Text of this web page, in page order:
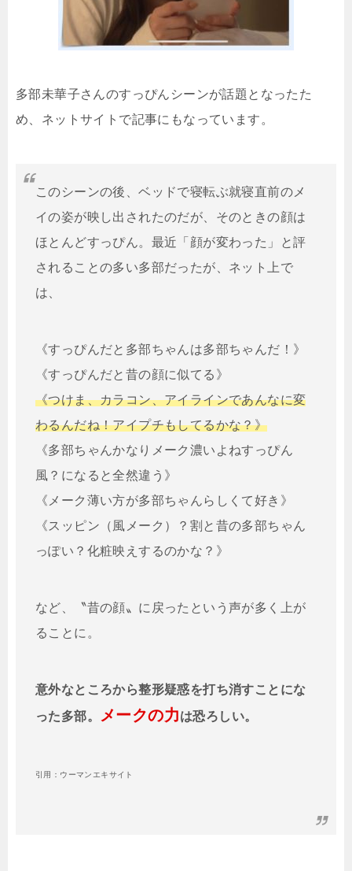
多部未華子さんのすっぴんシーンが話題となったた
め、ネットサイトで記事にもなっています。
このシーンの後、ベッドで寝転ぶ就寝直前のメ
イの姿が映し出されたのだが、そのときの顔は
ほとんどすっぴん。最近「顔が変わった」と評
されることの多い多部だったが、ネット上で
は、
《すっぴんだと多部ちゃんは多部ちゃんだ！》
《すっぴんだと昔の顔に似てる》
《つけま、カラコン、アイラインであんなに変
わるんだね！アイプチもしてるかな？》
《多部ちゃんかなりメーク濃いよねすっぴん
風？になると全然違う》
《メーク薄い方が多部ちゃんらしくて好き》
《スッピン（風メーク）？割と昔の多部ちゃん
っぽい？化粧映えするのかな？》
など、〝昔の顔〟に戻ったという声が多く上が
ることに。
意外なところから整形疑惑を打ち消すことにな
った多部。
メークの力は恐ろしい。
引用：ウーマンエキサイト